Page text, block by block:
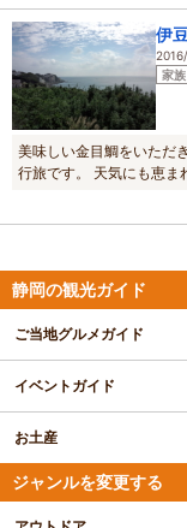
伊
家族
美味しい金目鯛をいただ
行旅です。 天気にも恵ま
静岡の観光ガイド
ご当地グルメガイド
イベントガイド
お土産
ジャンルを変更する